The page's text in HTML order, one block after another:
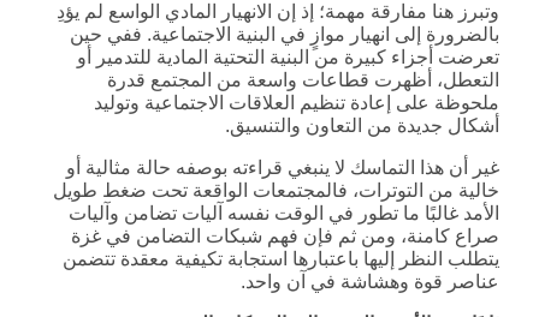
وتبرز هنا مفارقة مهمة؛ إذ إن الانهيار المادي الواسع لم يؤدِ
بالضرورة إلى انهيار موازٍ في البنية الاجتماعية. ففي حين
تعرضت أجزاء كبيرة من البنية التحتية المادية للتدمير أو
التعطل، أظهرت قطاعات واسعة من المجتمع قدرة
ملحوظة على إعادة تنظيم العلاقات الاجتماعية وتوليد
أشكال جديدة من التعاون والتنسيق.
غير أن هذا التماسك لا ينبغي قراءته بوصفه حالة مثالية أو
خالية من التوترات، فالمجتمعات الواقعة تحت ضغط طويل
الأمد غالبًا ما تطور في الوقت نفسه آليات تضامن وآليات
صراع كامنة، ومن ثم فإن فهم شبكات التضامن في غزة
يتطلب النظر إليها باعتبارها استجابة تكيفية معقدة تتضمن
عناصر قوة وهشاشة في آن واحد.